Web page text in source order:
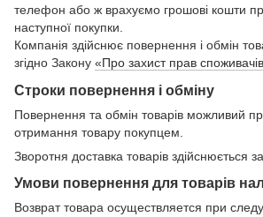
телефон або ж врахуємо грошові кошти
наступної покупки.
Компанія здійснює повернення і обмін
згідно Закону «Про захист прав
Строки повернення і обміну
Повернення та обмін товарів можливий
отримання товару покупцем.
Зворотня доставка товарів здійснюється
Умови повернення для товарів
Возврат товара осуществляется при